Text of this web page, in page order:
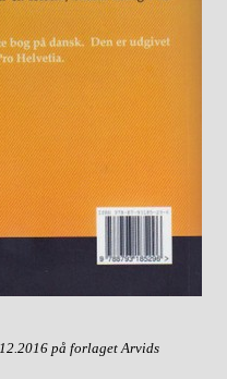
på forlaget Arvids